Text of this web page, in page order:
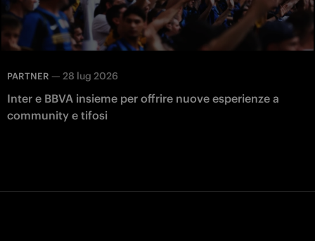
PARTNER — 28 lug 2026
Inter e BBVA insieme per offrire nuove esperienze a
community e tifosi